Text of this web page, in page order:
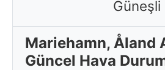
Güneşli
Mariehamn, Åland
Güncel Hava